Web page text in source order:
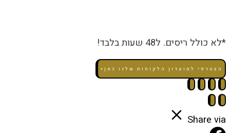
*לא כולל ריסים. ל48 שעות בלבד!
הצטרפי למועדון הלקוחות שלנו כאן>
Share via